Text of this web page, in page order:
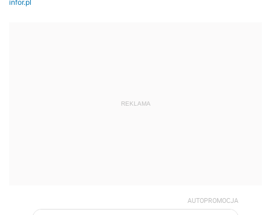
REKLAMA
AUTOPROMOCJA